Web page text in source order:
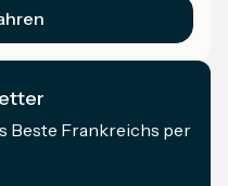
Beste Frankreichs per